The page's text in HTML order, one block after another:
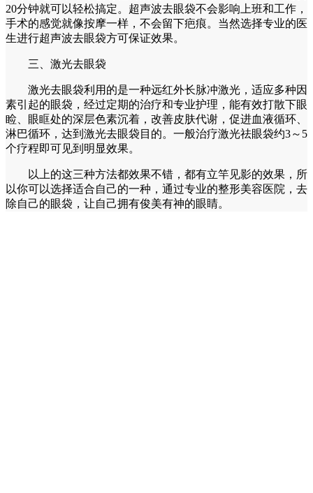
20分钟就可以轻松搞定。超声波去眼袋不会影响上班和工作，
手术的感觉就像按摩一样，不会留下疤痕。当然选择专业的医
生进行超声波去眼袋方可保证效果。
三、激光去眼袋
激光去眼袋利用的是一种远红外长脉冲激光，适应多种因
素引起的眼袋，经过定期的治疗和专业护理，能有效打散下眼
睑、眼眶处的深层色素沉着，改善皮肤代谢，促进血液循环、
淋巴循环，达到激光去眼袋目的。一般治疗激光祛眼袋约3～5
个疗程即可见到明显效果。
以上的这三种方法都效果不错，都有立竿见影的效果，所
以你可以选择适合自己的一种，通过专业的整形美容医院，去
除自己的眼袋，让自己拥有俊美有神的眼睛。